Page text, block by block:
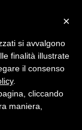
#1 in
×
si avvalgono
finalità illustrate
il consenso
.
cliccando
maniera,